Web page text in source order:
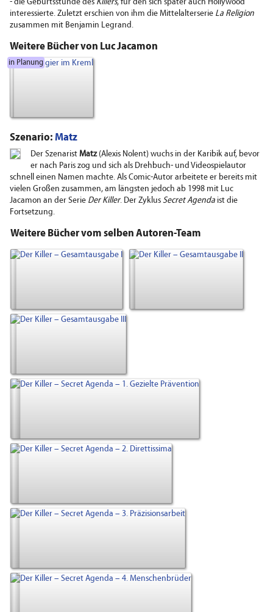
- die Geburtsstunde des Killers, für den sich später auch Hollywood
interessierte. Zuletzt erschien von ihm die Mittelalterserie La Religion
zusammen mit Benjamin Legrand.
Weitere Bücher von Luc Jacamon
in Planung
Szenario: Matz
Der Szenarist Matz (Alexis Nolent) wuchs in der Karibik auf, bevor
er nach Paris zog und sich als Drehbuch- und Videospielautor
schnell einen Namen machte. Als Comic-Autor arbeitete er bereits mit
vielen Großen zusammen, am längsten jedoch ab 1998 mit Luc
Jacamon an der Serie Der Killer. Der Zyklus Secret Agenda ist die
Fortsetzung.
Weitere Bücher vom selben Autoren-Team